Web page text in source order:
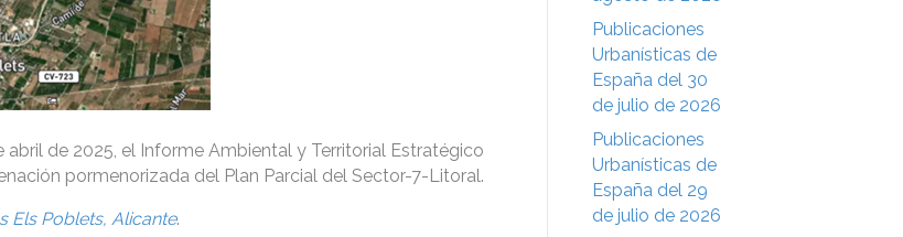
abril de 2025, el Informe Ambiental y Territorial Estratégico
pormenorizada del Plan Parcial del Sector-7-Litoral.
Els Poblets, Alicante.
Publicaciones
Urbanísticas de
España del 30
de julio de 2026
Publicaciones
Urbanísticas de
España del 29
de julio de 2026